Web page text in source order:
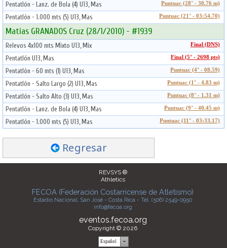
Pentatlón - Lanz. de Bola (4) U13, Mas Puntuac (28° - 30.76 m)
Pentatlón - 1.000 mts (5) U13, Mas Puntuac (21° - 03:54.70)
Matias GRANADOS Cruz (28/1/2010) - #1939
Relevos 4x100 mts Mixto U13, Mix Final (DNS)
Pentatlón U13, Mas Final (5° - 2698 pts)
Pentatlón - 60 mts (1) U13, Mas Puntuac (4° - 08.59)
Pentatlón - Salto Largo (2) U13, Mas Puntuac (1° - 4.83 m)
Pentatlón - Salto Alto (3) U13, Mas Puntuac (8° - 1.31 m)
Pentatlón - Lanz. de Bola (4) U13, Mas Puntuac (9° - 40.45 m)
Pentatlón - 1.000 mts (5) U13, Mas Puntuac (11° - 03:33.17)
Regresar
REVSYS ®
Athletics
FECOA (Federación Costarricense de Atletismo)
Estadio Nacional, San José - Costa Rica - Tel. (506) 2549-0950
info@fecoa.org
eventos.fecoa.org
Copyright © 2026